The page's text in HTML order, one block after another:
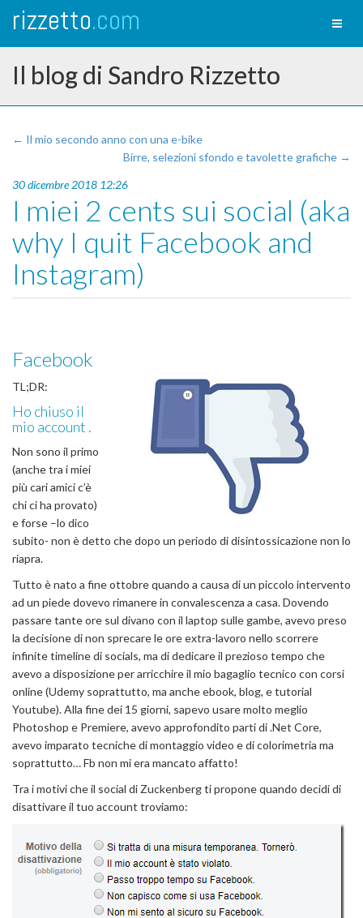
rizzetto.com
Il blog di Sandro Rizzetto
← Il mio secondo anno con una e-bike
Birre, selezioni sfondo e tavolette grafiche →
30 dicembre 2018 12:26
I miei 2 cents sui social (aka
why I quit Facebook and
Instagram)
Facebook
TL;DR:
Ho chiuso il
mio account .
Non sono il primo
(anche tra i miei
più cari amici c’è
chi ci ha provato)
e forse –lo dico
subito- non è detto che dopo un periodo di disintossicazione non lo
riapra.
Tutto è nato a fine ottobre quando a causa di un piccolo intervento
ad un piede dovevo rimanere in convalescenza a casa. Dovendo
passare tante ore sul divano con il laptop sulle gambe, avevo preso
la decisione di non sprecare le ore extra-lavoro nello scorrere
infinite timeline di socials, ma di dedicare il prezioso tempo che
avevo a disposizione per arricchire il mio bagaglio tecnico con corsi
online (Udemy soprattutto, ma anche ebook, blog, e tutorial
Youtube). Alla fine dei 15 giorni, sapevo usare molto meglio
Photoshop e Premiere, avevo approfondito parti di .Net Core,
avevo imparato tecniche di montaggio video e di colorimetria ma
soprattutto… Fb non mi era mancato affatto!
Tra i motivi che il social di Zuckenberg ti propone quando decidi di
disattivare il tuo account troviamo: